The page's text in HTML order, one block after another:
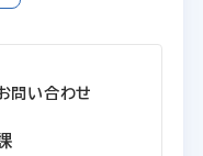
問い合わせ